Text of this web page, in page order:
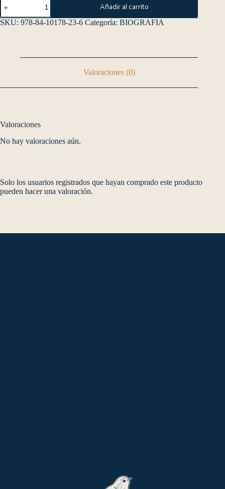
Añadir al carrito
SKU: 978-84-10178-23-6 Categoría: BIOGRAFIA
Valoraciones (0)
Valoraciones
No hay valoraciones aún.
Solo los usuarios registrados que hayan comprado este producto
pueden hacer una valoración.